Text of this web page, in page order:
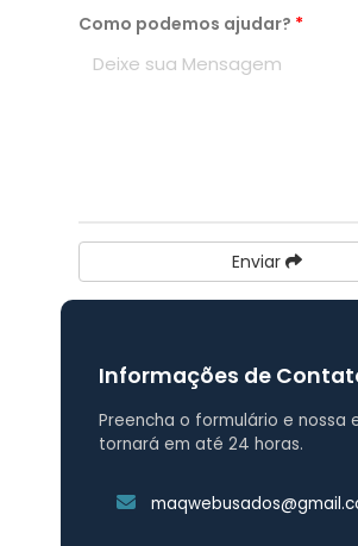
Informações de
Preencha o formulário e nossa
tornará em até 24 horas.
Como podemos ajudar? *
Enviar